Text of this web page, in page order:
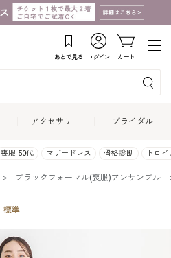
あとで見る ログイン カート
アクセサリー ブライダル
喪服 50代 マザードレス 骨格診断 トロ
ブラックフォーマル(喪服)アンサンブル